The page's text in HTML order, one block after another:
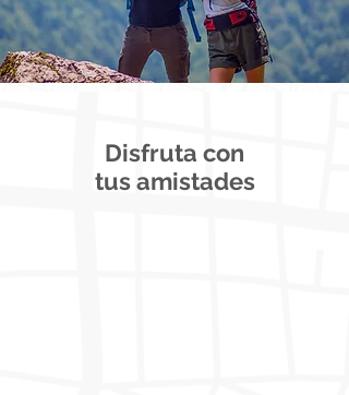
Disfruta con
tus amistades